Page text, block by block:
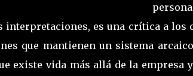
interpretaciones, es una crítica a los
que mantienen un sistema
existe vida más allá de la empresa